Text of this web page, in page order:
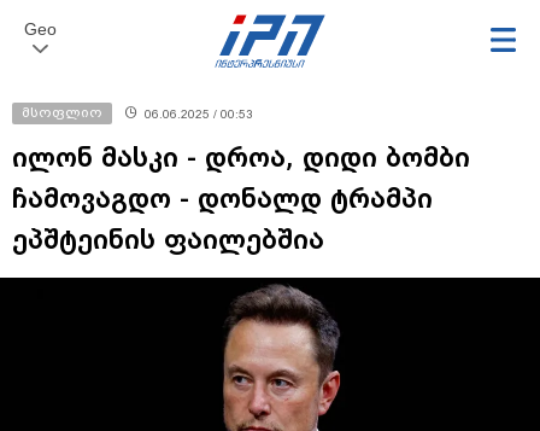
Geo
მსოფლიო 06.06.2025 / 00:53
ილონ მასკი - დროა, დიდი ბომბი
ჩამოვაგდო - დონალდ ტრამპი
ეპშტეინის ფაილებშია